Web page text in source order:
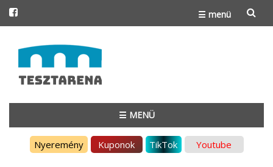
☰ menü
to
content
☰ MENÜ
Nyeremény Kuponok TikTok Youtube